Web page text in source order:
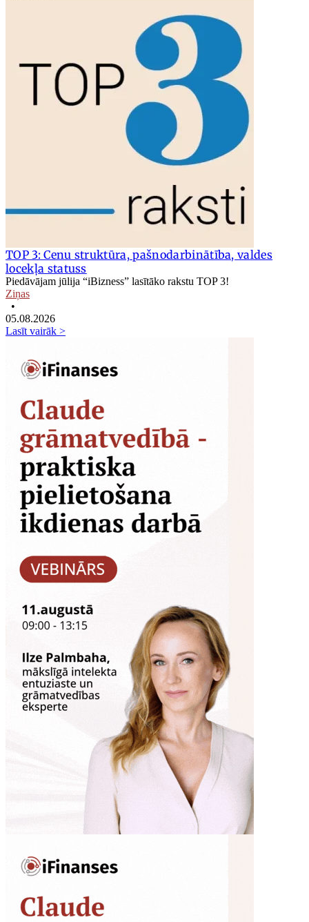
TOP 3: Cenu struktūra, pašnodarbinātība, valdes
locekļa statuss
Piedāvājam jūlija “iBizness” lasītāko rakstu TOP 3!
Ziņas
•
05.08.2026
Lasīt vairāk >